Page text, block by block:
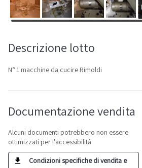
Descrizione lotto
N° 1 macchine da cucire Rimoldi
Documentazione vendita
Alcuni documenti potrebbero non essere
ottimizzati per l'accessibilità
Condizioni specifiche di vendita e